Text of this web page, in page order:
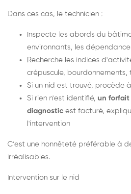
Dans ces cas, le technicien :
Inspecte les abords du
environnants, les
Recherche les indices
crépuscule, bourdonnements,
Si un nid est trouvé, procède
Si rien n'est identifié, un forfait
diagnostic est facturé,
l'intervention
C'est une honnêteté préférable à
irréalisables.
Intervention sur le nid